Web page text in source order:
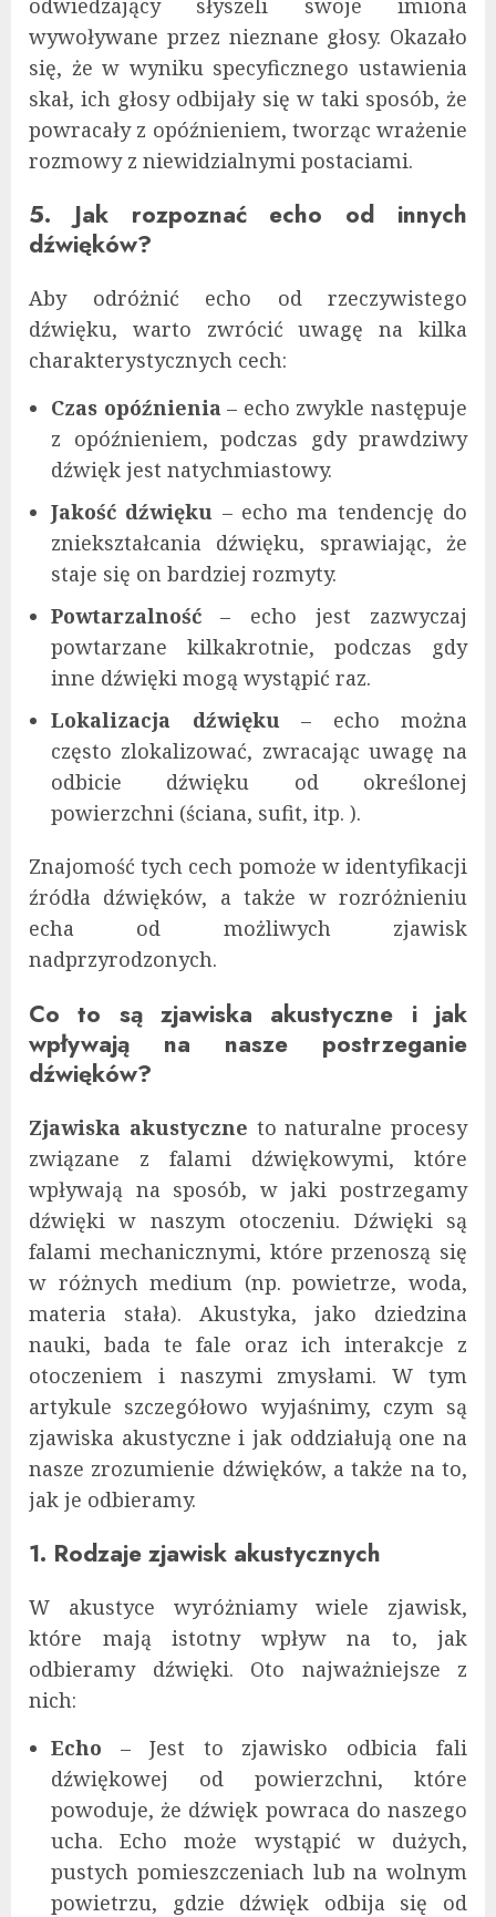
odwiedzający słyszeli swoje imiona
wywoływane przez nieznane głosy. Okazało
się, że w wyniku specyficznego ustawienia
skał, ich głosy odbijały się w taki sposób, że
powracały z opóźnieniem, tworząc wrażenie
rozmowy z niewidzialnymi postaciami.
5. Jak rozpoznać echo od innych
dźwięków?
Aby odróżnić echo od rzeczywistego
dźwięku, warto zwrócić uwagę na kilka
charakterystycznych cech:
Czas opóźnienia– echo zwykle następuje
z opóźnieniem, podczas gdy prawdziwy
dźwięk jest natychmiastowy.
Jakość dźwięku – echo ma tendencję do
zniekształcania dźwięku, sprawiając, że
staje się on bardziej rozmyty.
Powtarzalność – echo jest zazwyczaj
powtarzane kilkakrotnie, podczas gdy
inne dźwięki mogą wystąpić raz.
Lokalizacja dźwięku– echo można
często zlokalizować, zwracając uwagę na
odbicie dźwięku od określonej
powierzchni (ściana, sufit, itp. ).
Znajomość tych cech pomoże w identyfikacji
źródła dźwięków, a także w rozróżnieniu
echa od możliwych zjawisk
nadprzyrodzonych.
Co to są zjawiska akustyczne i jak
wpływają na nasze postrzeganie
dźwięków?
Zjawiska akustyczne to naturalne procesy
związane z falami dźwiękowymi, które
wpływają na sposób, w jaki postrzegamy
dźwięki w naszym otoczeniu. Dźwięki są
falami mechanicznymi, które przenoszą się
w różnych medium (np. powietrze, woda,
materia stała). Akustyka, jako dziedzina
nauki, bada te fale oraz ich interakcje z
otoczeniem i naszymi zmysłami. W tym
artykule szczegółowo wyjaśnimy, czym są
zjawiska akustyczne i jak oddziałują one na
nasze zrozumienie dźwięków, a także na to,
jak je odbieramy.
1. Rodzaje zjawisk akustycznych
W akustyce wyróżniamy wiele zjawisk,
które mają istotny wpływ na to, jak
odbieramy dźwięki. Oto najważniejsze z
nich:
Echo – Jest to zjawisko odbicia fali
dźwiękowej od powierzchni, które
powoduje, że dźwięk powraca do naszego
ucha. Echo może wystąpić w dużych,
pustych pomieszczeniach lub na wolnym
powietrzu, gdzie dźwięk odbija się od